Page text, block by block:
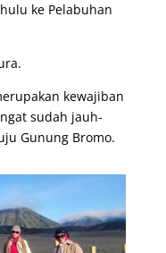
ke Pelabuhan
kewajiban
sudah jauh-
Gunung Bromo.